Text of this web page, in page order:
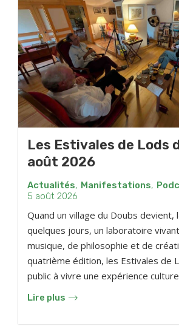
Les Estivales de Lods
août 2026
Actualités, Manifestations,
5 août 2026
Quand un village du Doubs devient,
quelques jours, un laboratoire
musique, de philosophie et de
quatrième édition, les Estivales de
public à vivre une expérience
Lire plus